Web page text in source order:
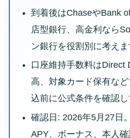
到着後はChaseやBank
店型銀行、高金利なら
ン銀行を役割別に考えま
口座維持手数料はDirect
高、対象カード保有な
込前に公式条件を確認し
確認日: 2026年5月27日
APY、ボーナス、本人